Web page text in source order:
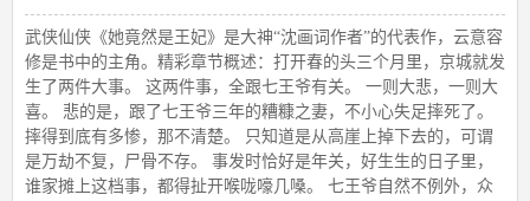
武侠仙侠《她竟然是王妃》是大神“沈画词作者”的代表作，云意容
修是书中的主角。精彩章节概述：打开春的头三个月里，京城就发
生了两件大事。 这两件事，全跟七王爷有关。 一则大悲，一则大
喜。 悲的是，跟了七王爷三年的糟糠之妻，不小心失足摔死了。
摔得到底有多惨，那不清楚。 只知道是从高崖上掉下去的，可谓
是万劫不复，尸骨不存。 事发时恰好是年关，好生生的日子里，
谁家摊上这档事，都得扯开喉咙嚎几嗓。 七王爷自然不例外，众